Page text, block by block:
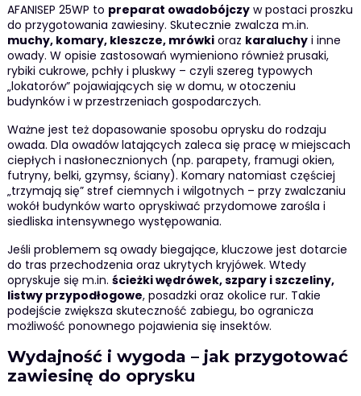
AFANISEP 25WP to preparat owadobójczyw postaci proszku
do przygotowania zawiesiny. Skutecznie zwalcza m.in.
muchy, komary, kleszcze, mrówkioraz karaluchyi inne
owady. W opisie zastosowań wymieniono również prusaki,
rybiki cukrowe, pchły i pluskwy – czyli szereg typowych
„lokatorów” pojawiających się w domu, w otoczeniu
budynków i w przestrzeniach gospodarczych.
Ważne jest też dopasowanie sposobu oprysku do rodzaju
owada. Dla owadów latających zaleca się pracę w miejscach
ciepłych i nasłonecznionych (np. parapety, framugi okien,
futryny, belki, gzymsy, ściany). Komary natomiast częściej
„trzymają się” stref ciemnych i wilgotnych – przy zwalczaniu
wokół budynków warto opryskiwać przydomowe zarośla i
siedliska intensywnego występowania.
Jeśli problemem są owady biegające, kluczowe jest dotarcie
do tras przechodzenia oraz ukrytych kryjówek. Wtedy
opryskuje się m.in. ścieżki wędrówek, szpary i szczeliny,
listwy przypodłogowe, posadzki oraz okolice rur. Takie
podejście zwiększa skuteczność zabiegu, bo ogranicza
możliwość ponownego pojawienia się insektów.
Wydajność i wygoda – jak przygotować
zawiesinę do oprysku